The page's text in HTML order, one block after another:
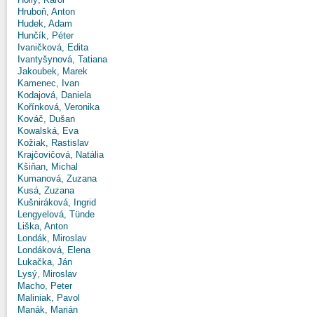
Hruboň, Anton
Hudek, Adam
Hunčík, Péter
Ivaničková, Edita
Ivantyšynová, Tatiana
Jakoubek, Marek
Kamenec, Ivan
Kodajová, Daniela
Kořínková, Veronika
Kováč, Dušan
Kowalská, Eva
Kožiak, Rastislav
Krajčovičová, Natália
Kšiňan, Michal
Kumanová, Zuzana
Kusá, Zuzana
Kušniráková, Ingrid
Lengyelová, Tünde
Liška, Anton
Londák, Miroslav
Londáková, Elena
Lukačka, Ján
Lysý, Miroslav
Macho, Peter
Maliniak, Pavol
Manák, Marián